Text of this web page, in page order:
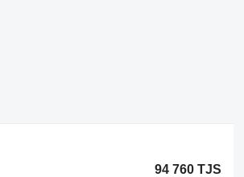
94 760 TJS